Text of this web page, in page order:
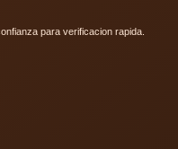
para verificacion rapida.